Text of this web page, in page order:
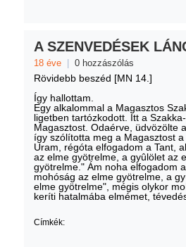
A SZENVEDÉSEK
18 éve 0 hozzászólás
Rövidebb beszéd [MN 14.]
Így hallottam.
Egy alkalommal a Magasztos
ligetben tartózkodott. Itt a
Magasztost. Odaérve, üdvözölte
így szólította meg a Magasztost
Uram, régóta elfogadom a Tant,
az elme gyötrelme, a gyûlölet az
gyötrelme." Ám noha elfogadom
mohóság az elme gyötrelme, a
elme gyötrelme", mégis olykor
keríti hatalmába elmémet,
Címkék: